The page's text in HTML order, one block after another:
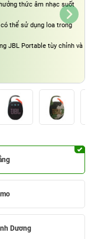
thức âm nhạc suốt
thể sử dụng loa trong
JBL Portable tùy chỉnh và
Dương